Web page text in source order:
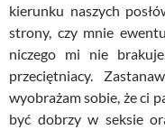
kierunku naszych
strony, czy mnie
niczego mi nie
przeciętniacy.
wyobrażam sobie, że ci
być dobrzy w seksie